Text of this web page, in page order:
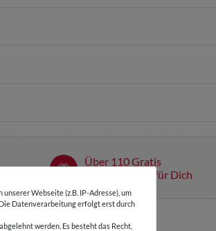
Über 110 Gratis
Schnittmuster für Dich
Webseite (z.B. IP-Adresse), um
Datenverarbeitung erfolgt erst durch
werden. Es besteht das Recht,